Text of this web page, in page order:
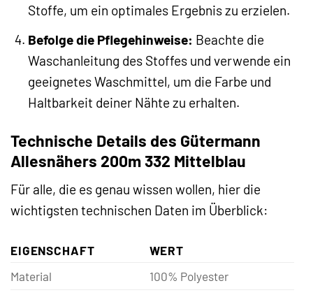
Stoffe, um ein optimales Ergebnis zu erzielen.
Befolge die Pflegehinweise: Beachte die
Waschanleitung des Stoffes und verwende ein
geeignetes Waschmittel, um die Farbe und
Haltbarkeit deiner Nähte zu erhalten.
Technische Details des Gütermann
Allesnähers 200m 332 Mittelblau
Für alle, die es genau wissen wollen, hier die
wichtigsten technischen Daten im Überblick:
EIGENSCHAFT
WERT
Material
100% Polyester